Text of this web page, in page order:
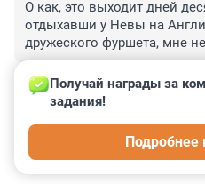
О как, это выходит дней
отдыхавши у Невы на
дружеского фуршета, мне
впрямь оно там плавало. А
зеленых чертей (точнее
наотмечался за встречу ...
Гость
Получай награды за
задания!
Подробнее